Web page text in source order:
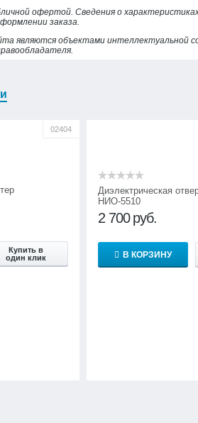
офертой. Сведения о
заказа.
являются объектами интеллектуальной
02404
Купить в
один клик
Диэлектрическая
НИО-5510
2 700 руб.
В КОРЗИНУ